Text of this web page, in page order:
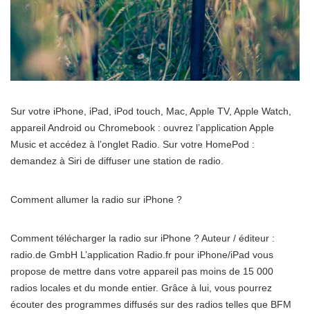
Sur votre iPhone, iPad, iPod touch, Mac, Apple TV, Apple Watch,
appareil Android ou Chromebook : ouvrez l’application Apple
Music et accédez à l’onglet Radio. Sur votre HomePod :
demandez à Siri de diffuser une station de radio.
Comment allumer la radio sur iPhone ?
Comment télécharger la radio sur iPhone ? Auteur / éditeur :
radio.de GmbH L’application Radio.fr pour iPhone/iPad vous
propose de mettre dans votre appareil pas moins de 15 000
radios locales et du monde entier. Grâce à lui, vous pourrez
écouter des programmes diffusés sur des radios telles que BFM